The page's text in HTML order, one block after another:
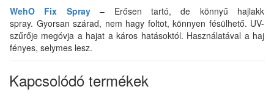
WehO Fix Spray– Erősen tartó, de könnyű hajlakk
spray. Gyorsan szárad, nem hagy foltot, könnyen fésülhető. UV-
szűrője megóvja a hajat a káros hatásoktól. Használatával a haj
fényes, selymes lesz.
Kapcsolódó termékek